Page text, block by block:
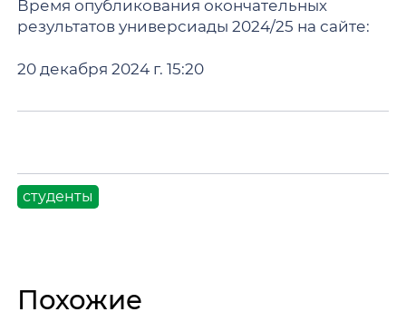
Время опубликования окончательных
результатов универсиады 2024/25 на сайте:
20 декабря 2024 г. 15:20
студенты
Похожие